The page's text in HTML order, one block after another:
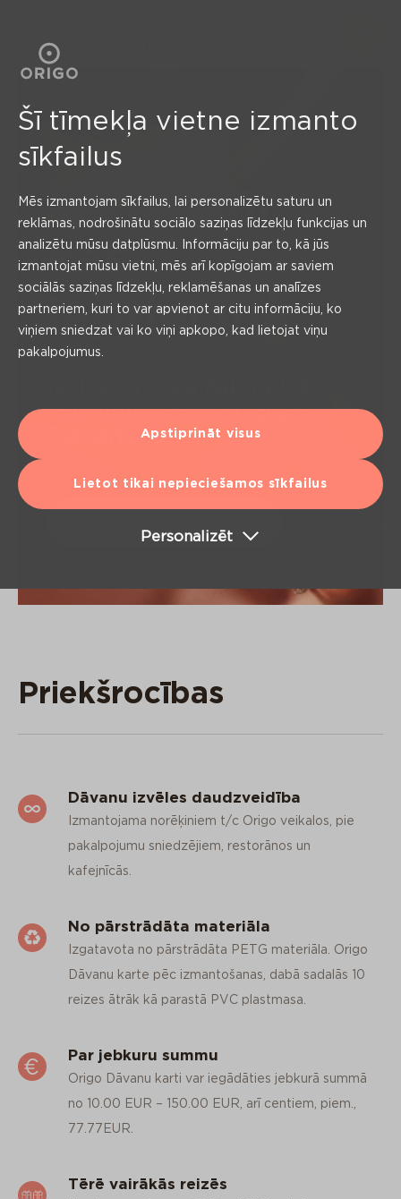
Šī tīmekļa vietne izmanto
sīkfailus
Mēs izmantojam sīkfailus, lai personalizētu saturu un
reklāmas, nodrošinātu sociālo saziņas līdzekļu funkcijas un
analizētu mūsu datplūsmu. Informāciju par to, kā jūs
izmantojat mūsu vietni, mēs arī kopīgojam ar saviem
sociālās saziņas līdzekļu, reklamēšanas un analīzes
partneriem, kuri to var apvienot ar citu informāciju, ko
viņiem sniedzat vai ko viņi apkopo, kad lietojat viņu
pakalpojumus.
Apstiprināt visus
Lietot tikai nepieciešamos sīkfailus
Personalizēt
Mirkļiem,
kas
iepriecina
150 veikalos ar Origo
Dāvanu karti!
Priekšrocības
Dāvanu izvēles daudzveidība
Izmantojama norēķiniem t/c Origo veikalos, pie
pakalpojumu sniedzējiem, restorānos un
kafejnīcās.
No pārstrādāta materiāla
Izgatavota no pārstrādāta PETG materiāla. Origo
Dāvanu karte pēc izmantošanas, dabā sadalās 10
reizes ātrāk kā parastā PVC plastmasa.
Par jebkuru summu
Origo Dāvanu karti var iegādāties jebkurā summā
no 10.00 EUR – 150.00 EUR, arī centiem, piem.,
77.77EUR.
Tērē vairākās reizēs